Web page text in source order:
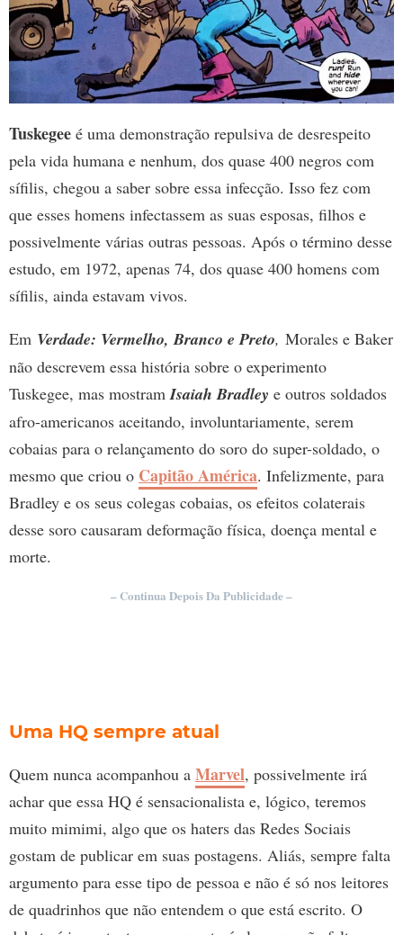
Tuskegee é uma demonstração repulsiva de desrespeito
pela vida humana e nenhum, dos quase 400 negros com
sífilis, chegou a saber sobre essa infecção. Isso fez com
que esses homens infectassem as suas esposas, filhos e
possivelmente várias outras pessoas. Após o término desse
estudo, em 1972, apenas 74, dos quase 400 homens com
sífilis, ainda estavam vivos.
Em Verdade: Vermelho, Branco e Preto, Morales e Baker
não descrevem essa história sobre o experimento
Tuskegee, mas mostramIsaiah Bradley e outros soldados
afro-americanos aceitando, involuntariamente, serem
cobaias para o relançamento do soro do super-soldado, o
mesmo que criou o Capitão América. Infelizmente, para
Bradley e os seus colegas cobaias, os efeitos colaterais
desse soro causaram deformação física, doença mental e
morte.
– Continua Depois Da Publicidade –
Uma HQ sempre atual
Quem nunca acompanhou a Marvel, possivelmente irá
achar que essa HQ é sensacionalista e, lógico, teremos
muito mimimi, algo que os haters das Redes Sociais
gostam de publicar em suas postagens. Aliás, sempre falta
argumento para esse tipo de pessoa e não é só nos leitores
de quadrinhos que não entendem o que está escrito. O